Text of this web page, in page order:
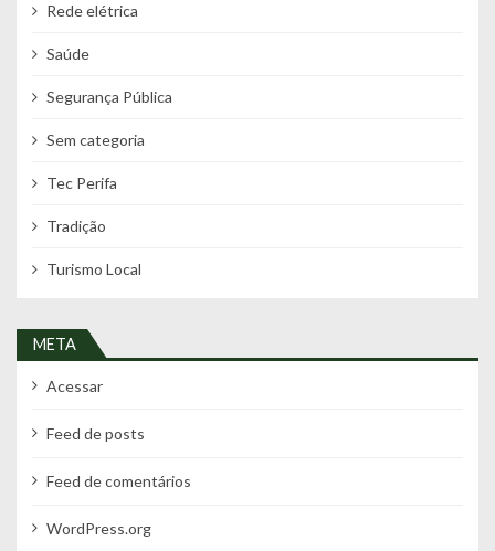
Rede elétrica
Saúde
Segurança Pública
Sem categoria
Tec Perifa
Tradição
Turismo Local
META
Acessar
Feed de posts
Feed de comentários
WordPress.org